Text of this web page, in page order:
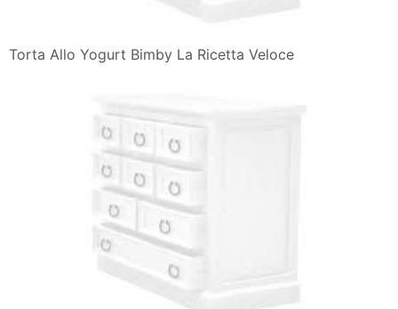
Torta Allo Yogurt Bimby La Ricetta Veloce